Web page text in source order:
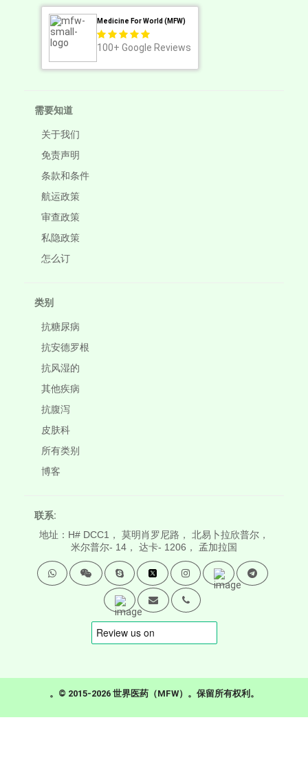
Medicine For World (MFW)
100+ Google Reviews
需要知道
关于我们
免责声明
条款和条件
航运政策
审查政策
私隐政策
怎么订
类别
抗糖尿病
抗安德罗根
抗风湿的
其他疾病
抗腹泻
皮肤科
所有类别
博客
联系:
地址：H# DCC1， 莫明肖罗尼路， 北易卜拉欣普尔，
米尔普尔- 14， 达卡- 1206， 孟加拉国
。© 2015-2026 世界医药（MFW）。保留所有权利。